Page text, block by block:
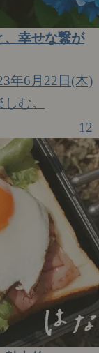
、幸せな繋が
年6月22日(木)
む。
12